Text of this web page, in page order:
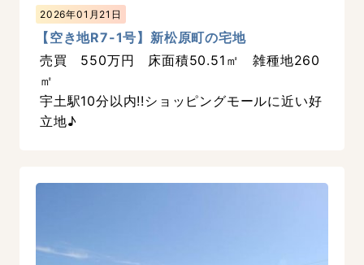
2026年01月21日
【空き地R7-1号】新松原町の宅地
売買 550万円 床面積50.51㎡ 雑種地260
㎡
宇土駅10分以内!!ショッピングモールに近い好
立地♪